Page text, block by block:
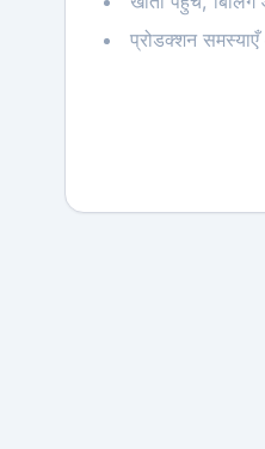
प्रोडक्शन